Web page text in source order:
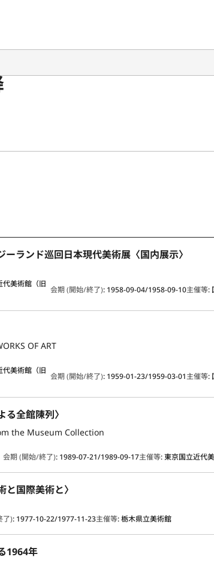
ランド巡回日本現代美術展〈国内展示〉
代美術館（旧
会期 (開始/終了): 1958-09-04/1958-09-10主催等:
OF ART
代美術館（旧
会期 (開始/終了): 1959-01-23/1959-03-01主催等:
全館陳列〉
the Museum Collection
会期 (開始/終了): 1989-07-21/1989-09-17主催等:東京国立近代
国際美術と〉
了): 1977-10-22/1977-11-23主催等:栃木県立美術館
1964年